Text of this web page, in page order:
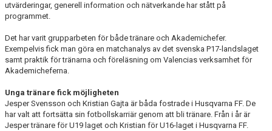
BLÅ TRÅDEN
HFF´S VÄRDEGRUND
"VAPENDRAGARE 2026"
FRITIDSKORTET/AVGIFTER
utvärderingar, generell information och nätverkande har stått på
programmet.
Det har varit grupparbeten för både tränare och Akademichefer.
Exempelvis fick man göra en matchanalys av det svenska P17-landslaget
samt praktik för tränarna och föreläsning om Valencias verksamhet för
Akademicheferna.
Unga tränare fick möjligheten
Jesper Svensson och Kristian Gajta är båda fostrade i Husqvarna FF. De
har valt att fortsätta sin fotbollskarriär genom att bli tränare. Från i år är
Jesper tränare för U19 laget och Kristian för U16-laget i Husqvarna FF.